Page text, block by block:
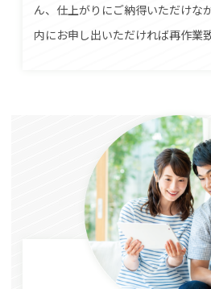
ん、仕上がりにご納得いただけな
内にお申し出いただければ再作業